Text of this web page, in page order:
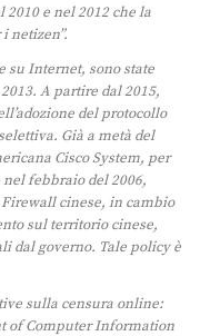
e nel 2012 che la
netizen”.
su Internet, sono state
A partire dal 2015,
del protocollo
Già a metà del
Cisco System, per
febbraio del 2006,
Firewall cinese, in cambio
sul territorio cinese,
dal governo. Tale policy è
sulla censura online:
of Computer Information